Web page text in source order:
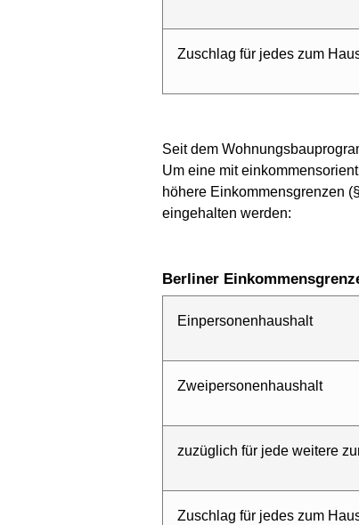
Zuschlag für jedes zum
Seit dem
Um eine mit
höhere Einkommensgrenzen
eingehalten werden:
Berliner
Einpersonenhaushalt
Zweipersonenhaushalt
zuzüglich für jede weitere
Zuschlag für jedes zum